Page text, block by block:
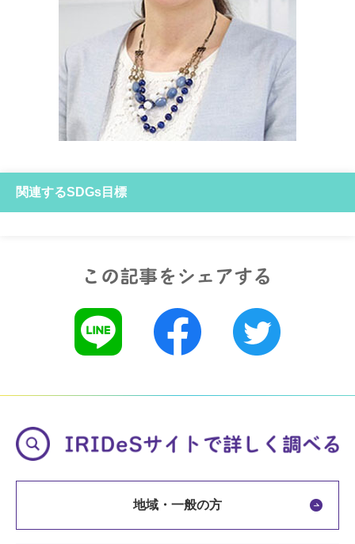
関連するSDGs目標
地域・一般の方